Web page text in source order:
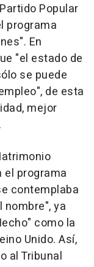
Popular
programa
En
"el estado de
se puede
de esta
mejor
el programa
contemplaba
ya
como la
Unido. Así,
al Tribunal